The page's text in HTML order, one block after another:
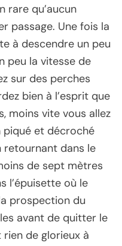
rare qu’aucun
passage. Une fois la
à descendre un peu
peu la vitesse de
sur des perches
bien à l’esprit que
moins vite vous allez
piqué et décroché
retournant dans le
de sept mètres
l’épuisette où le
prospection du
avant de quitter le
rien de glorieux à